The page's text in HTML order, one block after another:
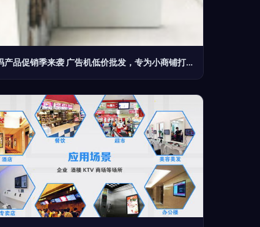
数码产品促销季来袭 广告机低价批发，专为小商铺打造的高效利器